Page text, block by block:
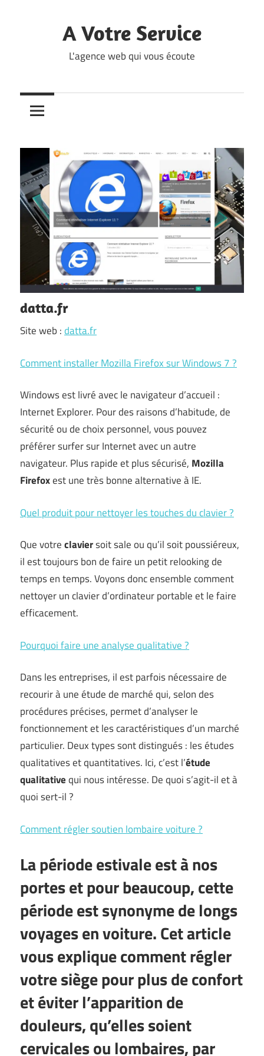
A Votre Service
L'agence web qui vous écoute
datta.fr
Site web :datta.fr
Comment installer Mozilla Firefox sur Windows 7 ?
Windows est livré avec le navigateur d’accueil :
Internet Explorer. Pour des raisons d’habitude, de
sécurité ou de choix personnel, vous pouvez
préférer surfer sur Internet avec un autre
navigateur. Plus rapide et plus sécurisé, Mozilla
Firefoxest une très bonne alternative à IE.
Quel produit pour nettoyer les touches du clavier ?
Que votreclaviersoit sale ou qu’il soit poussiéreux,
il est toujours bon de faire un petit relooking de
temps en temps. Voyons donc ensemble comment
nettoyer un clavier d’ordinateur portable et le faire
efficacement.
Pourquoi faire une analyse qualitative ?
Dans les entreprises, il est parfois nécessaire de
recourir à une étude de marché qui, selon des
procédures précises, permet d’analyser le
fonctionnement et les caractéristiques d’un marché
particulier. Deux types sont distingués : les études
qualitatives et quantitatives. Ici, c’est l’étude
qualitativequi nous intéresse. De quoi s’agit-il et à
quoi sert-il ?
Comment régler soutien lombaire voiture ?
La période estivale est à nos
portes et pour beaucoup, cette
période est synonyme de longs
voyages en voiture. Cet article
vous explique comment régler
votre siège pour plus de confort
et éviter l’apparition de
douleurs, qu’elles soient
cervicales ou lombaires, par